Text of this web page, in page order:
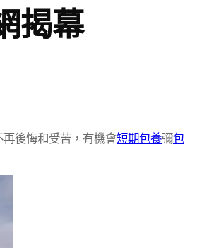
揭幕
後悔和受苦，有機會短期包養彌包